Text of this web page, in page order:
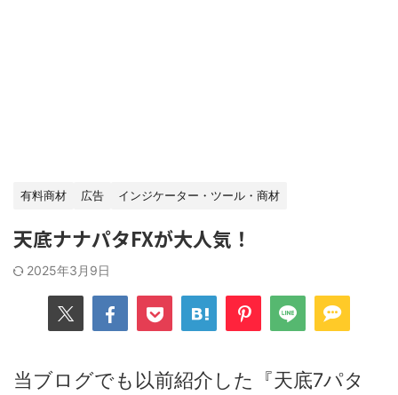
有料商材 広告 インジケーター・ツール・商材
天底ナナパタFXが大人気！
2025年3月9日
当ブログでも以前紹介した『天底7パタ